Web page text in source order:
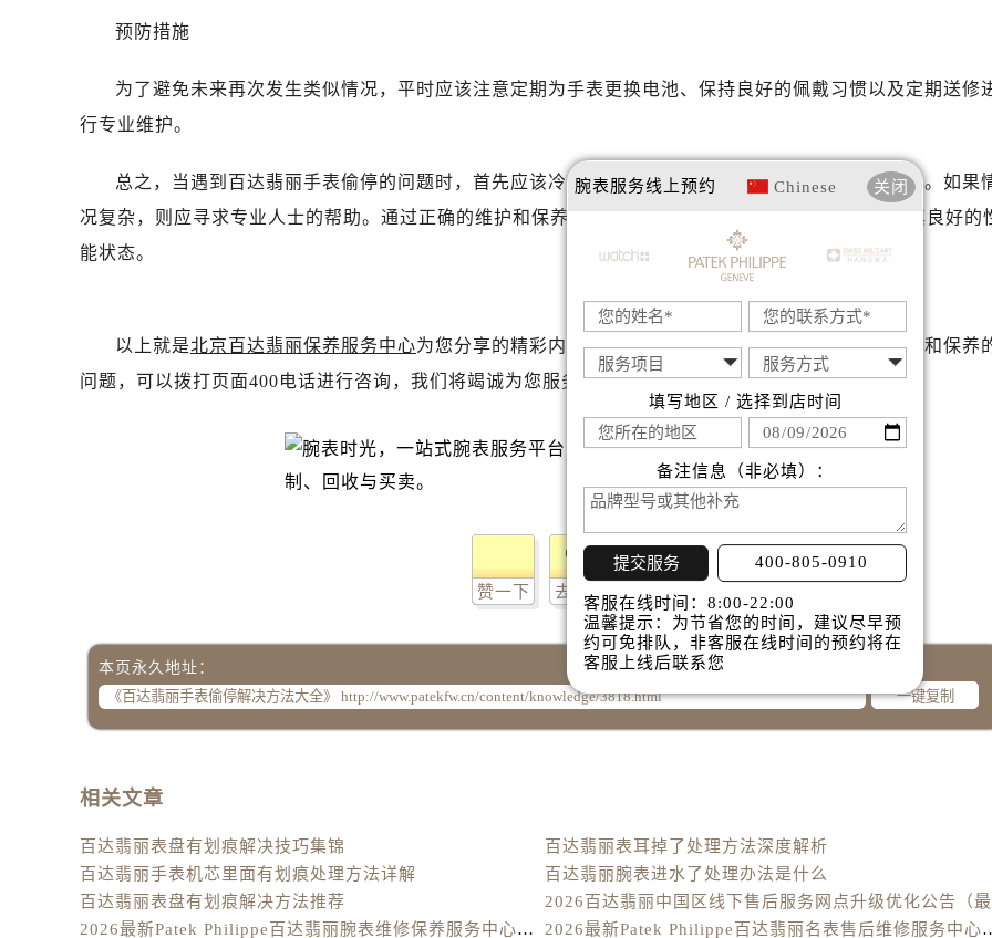
吉林省吉林市船营区河南街百达翡丽售后服务中心（需提前预约）
吉林省辽源市龙山区人民大街百达翡丽售后服务中心（需提前预约）
吉林省梅河口市新华街道梅河大街百达翡丽售后服务中心（需提前预约）
吉林省四平市铁东区紫气大路与南九经街交汇处百达翡丽售后服务中心（需提前预约）
吉林省通化市东昌区环通乡江南大街百达翡丽售后服务中心（需提前预约）
吉林省延边市延吉市解放路百达翡丽售后服务中心（需提前预约）
辽宁省鞍山市铁东区站前街百达翡丽售后服务中心（需提前预约）
辽宁省本溪市平山区胜利路百达翡丽售后服务中心（需提前预约）
辽宁省朝阳市双塔区新华路百达翡丽售后服务中心（需提前预约）
辽宁省丹东市振兴区七经街百达翡丽售后服务中心（需提前预约）
辽宁省抚顺市新抚区东一路百达翡丽售后服务中心（需提前预约）
辽宁省阜新市海州区解放大街百达翡丽售后服务中心（需提前预约）
辽宁省葫芦岛市连山区中央路百达翡丽售后服务中心（需提前预约）
辽宁省锦州市古塔区中央大街百达翡丽售后服务中心（需提前预约）
辽宁省辽阳市白塔区新运大街百达翡丽售后服务中心（需提前预约）
辽宁省盘锦市兴隆台区石油大街百达翡丽售后服务中心（需提前预约）
辽宁省铁岭市银州区南马路百达翡丽售后服务中心（需提前预约）
北京市东城区东长安街1号王府井东方广场W3座6层602室百达翡丽售后服务中心（需提前预约）
河北省保定市竞秀区朝阳北大街北国先天下百达翡丽售后服务中心（需提前预约）
内蒙古自治区阿拉善盟市左旗土尔扈特大街百达翡丽售后服务中心（需提前预约）
预防措施
为了避免未来再次发生类似情况，平时应该注意定期为手表更换电池、保持良好的佩戴习惯以及定期送修
行专业维护。
总之，当遇到百达翡丽手表偷停的问题时，首先应该冷静下来分析原因，并采取相应措施进行处理。如果
况复杂，则应寻求专业人士的帮助。通过正确的维护和保养，可以有效延长手表的使用寿命，并保持其良好的
能状态。
以上就是北京百达翡丽保养服务中心为您分享的精彩内容。如果您还有其他关于百达翡丽手表维护和保养
问题，可以拨打页面400电话进行咨询，我们将竭诚为您服务。
赞一下 去提问
本页永久地址：
一键复制
相关文章
百达翡丽表盘有划痕解决技巧集锦
百达翡丽表耳掉了处理方法深度解析
百达翡丽手表机芯里面有划痕处理方法详解
百达翡丽腕表进水了处理办法是什么
百达翡丽表盘有划痕解决方法推荐
2026最新Patek Philippe百达翡丽腕表维修保养服务中心网点地址实地探访报告
2026最新Patek Philippe百达
腕表服务线上预约 Chinese 关闭
填写地区 / 选择到店时间
备注信息（非必填）：
提交服务 400-805-0910
客服在线时间：8:00-22:00
温馨提示：为节省您的时间，建议尽早预
约可免排队，非客服在线时间的预约将在
客服上线后联系您